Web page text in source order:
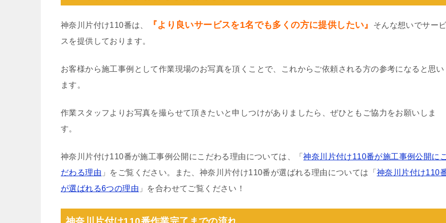
神奈川片付け110番は、 『より良いサービスを1名でも多くの方に提供したい』
そんな想いでサービ
スを提供しております。
お客様から施工事例として作業現場のお写真を頂くことで、これからご依頼される方の参考になると思い
ます。
作業スタッフよりお写真を撮らせて頂きたいと申しつけがありましたら、ぜひともご協力をお願いしま
す。
神奈川片付け110番が施工事例公開にこだわる理由については、「神奈川片付け110番が施工事例公開にこ
だわる理由 」をご覧ください。また、神奈川片付け110番が選ばれる理由については「 神奈川片付け110
が選ばれる6つの理由 」を合わせてご覧ください！